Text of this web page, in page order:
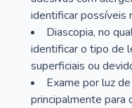
identificar possíveis
Diascopia, no
identificar o tipo de
superficiais ou
Exame por luz
principalmente para